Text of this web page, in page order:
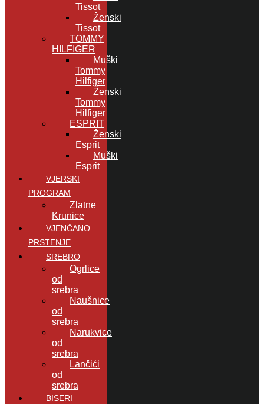
Tissot
Ženski
Tissot
TOMMY
HILFIGER
Muški
Tommy
Hilfiger
Ženski
Tommy
Hilfiger
ESPRIT
Ženski
Esprit
Muški
Esprit
VJERSKI
PROGRAM
Zlatne
Krunice
VJENČANO
PRSTENJE
SREBRO
Ogrlice
od
srebra
Naušnice
od
srebra
Narukvice
od
srebra
Lančići
od
srebra
BISERI